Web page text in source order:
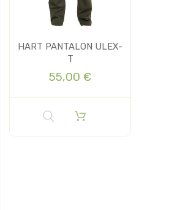
HART PANTALON ULEX-
T
55,00 €